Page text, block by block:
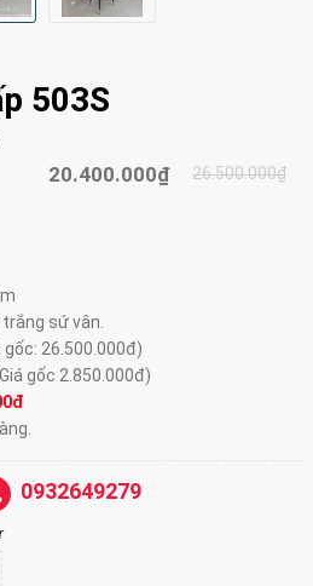
503S
20.400.000₫ 26.500.000₫
sứ vân.
gốc: 26.500.000đ)
gốc 2.850.000đ)
0932649279